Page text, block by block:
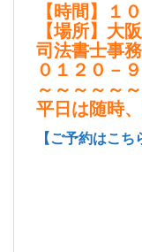
【時間】１
【場所】大
司法書士事
０１２０－
～～～～～
平日は随時
【ご予約はこち